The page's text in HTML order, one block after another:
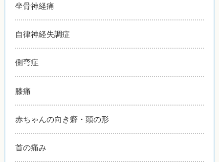
坐骨神経痛
自律神経失調症
側弯症
膝痛
赤ちゃんの向き癖・頭の形
首の痛み